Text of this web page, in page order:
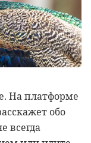
На платформе
обо
всегда